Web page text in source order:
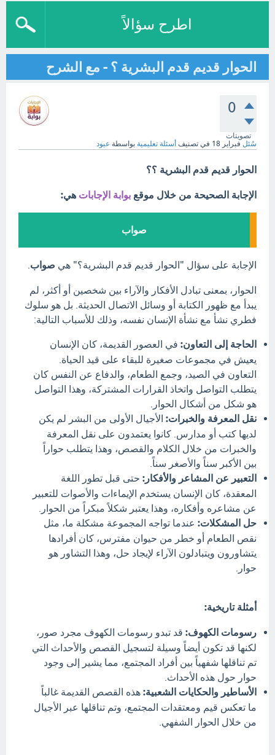
اطرح سؤالاً
الحوار قديم قدم البشرية ؟ - مع الشرح
0
تصويتات
سُئل فبراير 18 في تصنيف أسئلة تعليمية بواسطة عبود
الحوار قديم قدم البشرية ؟؟
الإجابة الصحيحة من خلال موقع بوابة الإجابات هي:
صواب
الإجابة على سؤال "الحوار قديم قدم البشرية؟" هي صواب
الحوار، بمعنى تبادل الأفكار والآراء بين شخصين أو أكثر، لم
يبدأ مع ظهور الكتابة أو وسائل الاتصال الحديثة. بل هو سلوك
فطري نشأ مع نشأة الإنسان نفسه، وذلك للأسباب التالية:
الحاجة إلى التعاون: في العصور القديمة، كان الإنسان
يعيش في مجموعات صغيرة للبقاء على قيد الحياة.
التعاون في الصيد، وجمع الطعام، والدفاع عن النفس كان
يتطلب التواصل واتخاذ القرارات المشتركة، وهذا التواصل
هو شكل من أشكال الحوار.
نقل المعرفة والخبرات: الأجيال الأولى من البشر لم يكن
لديها كتب أو مدارس. كانوا يعتمدون على نقل المعرفة
والخبرات من خلال الكلام والقصص، وهذا يتطلب حواراً
بين الأكبر سناً والأصغر سناً.
التعبير عن المشاعر والأفكار: حتى قبل تطور اللغة
المعقدة، كان الإنسان يستخدم الإيماءات والأصوات للتعبير
عن مشاعره وأفكاره، وهذا يعتبر شكلاً مبكراً من الحوار.
حل المشكلات: عندما تواجه المجموعة مشكلة ما، مثل
نقص الطعام أو خطر من حيوان مفترس، كان أفرادها
يتشاورون ويتبادلون الآراء لإيجاد حل، وهذا التشاور هو
حوار.
أمثلة تاريخية:
رسومات الكهوف: قد تبدو رسومات الكهوف مجرد صور،
لكنها قد تكون أيضاً وسيلة لتسجيل القصص والأحداث التي
تم تناقلها شفهياً بين أفراد المجتمع، مما يشير إلى وجود
حوار حول هذه الأحداث.
الأساطير والحكايات الشعبية: هذه القصص القديمة غالباً
ما تعكس قيم ومعتقدات المجتمع، وتم تناقلها عبر الأجيال
من خلال الحوار الشفهي.